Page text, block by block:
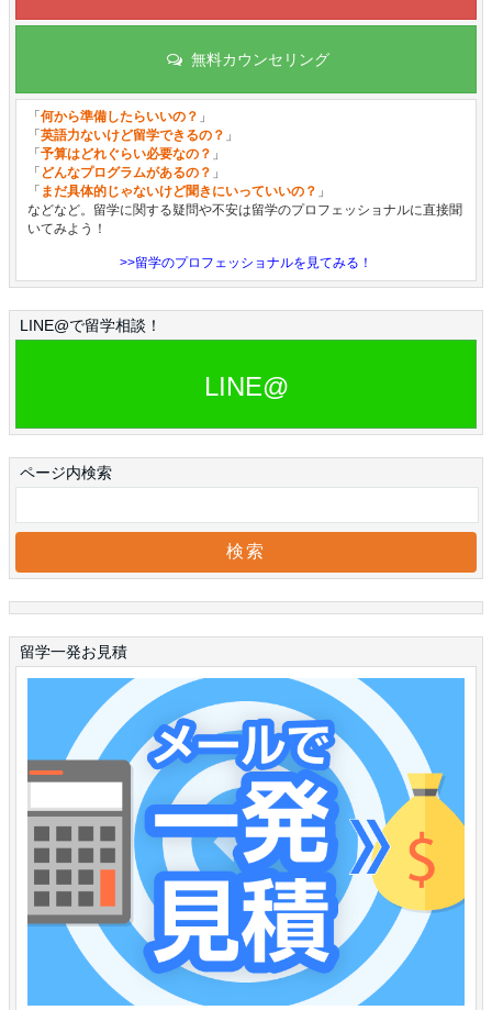
無料カウンセリング
「何から準備したらいいの？ 」
「英語力ないけど留学できるの？ 」
「予算はどれぐらい必要なの？ 」
「 どんなプログラムがあるの？ 」
「 まだ具体的じゃないけど聞きにいっていいの？ 」
などなど。留学に関する疑問や不安は留学のプロフェッショナルに直接聞
いてみよう！
>>留学のプロフェッショナルを見てみる！
LINE@で留学相談！
LINE@
ページ内検索
留学一発お見積